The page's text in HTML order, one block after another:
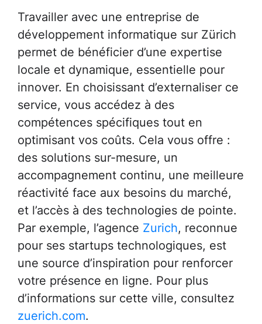
Travailler avec une entreprise de
développement informatique sur Zürich
permet de bénéficier d’une expertise
locale et dynamique, essentielle pour
innover. En choisissant d’externaliser ce
service, vous accédez à des
compétences spécifiques tout en
optimisant vos coûts. Cela vous offre :
des solutions sur-mesure, un
accompagnement continu, une meilleure
réactivité face aux besoins du marché,
et l’accès à des technologies de pointe.
Par exemple, l’agence Zurich, reconnue
pour ses startups technologiques, est
une source d’inspiration pour renforcer
votre présence en ligne. Pour plus
d’informations sur cette ville, consultez
zuerich.com.